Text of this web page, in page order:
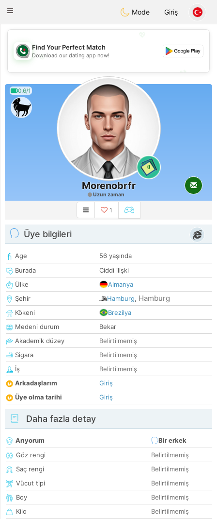
Weshrak
Toggle
Mode Giriş
💖
💕
💕
Find Your Perfect Match
Download our dating app now!
0.6/1
0
Morenobrfr
Uzun zaman
1
Üye bilgileri
Age
56 yaşında
Burada
Ciddi ilişki
Ülke
Almanya
Şehir
Hamburg, Hamburg
Kökeni
Brezilya
Medeni durum
Bekar
Akademik düzey
Belirtilmemiş
Sigara
Belirtilmemiş
İş
Belirtilmemiş
Arkadaşlarım
Giriş
Üye olma tarihi
Giriş
Daha fazla detay
Arıyorum
Bir erkek
Göz rengi
Belirtilmemiş
Saç rengi
Belirtilmemiş
Vücut tipi
Belirtilmemiş
Boy
Belirtilmemiş
Kilo
Belirtilmemiş